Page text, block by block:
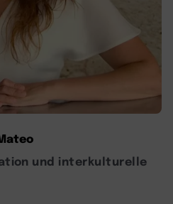
und interkulturelle